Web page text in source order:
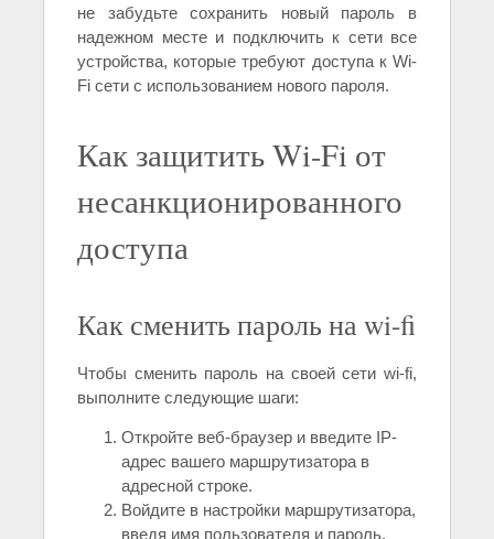
не забудьте сохранить новый пароль в
надежном месте и подключить к сети все
устройства, которые требуют доступа к Wi-
Fi сети с использованием нового пароля.
Как защитить Wi-Fi от
несанкционированного
доступа
Как сменить пароль на wi-fi
Чтобы сменить пароль на своей сети wi-fi,
выполните следующие шаги:
Откройте веб-браузер и введите IP-
адрес вашего маршрутизатора в
адресной строке.
Войдите в настройки маршрутизатора,
введя имя пользователя и пароль.